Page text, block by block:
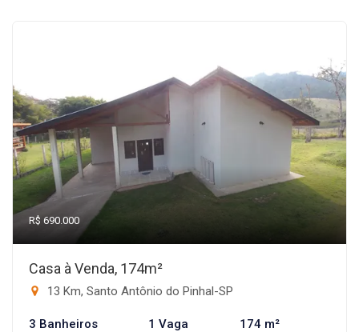
R$ 690.000
Casa à Venda, 174m²
13 Km, Santo Antônio do Pinhal-SP
3 Banheiros 1 Vaga 174 m²